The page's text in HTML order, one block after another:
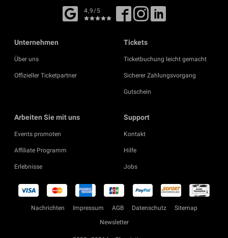
4,9/5
Unternehmen
Über uns
Offizieller Ticketpartner
Tickets
Ticketbuchung leicht gemacht
Sicherer Zahlungsvorgang
Gutschein
Arbeiten Sie mit uns
Events promoten
Affiliate Programm
Erlebnisse
Support
Kontakt
Hilfe
Jobs
Nachrichten Impressum AGB Datenschutz
Sitemap
Newsletter